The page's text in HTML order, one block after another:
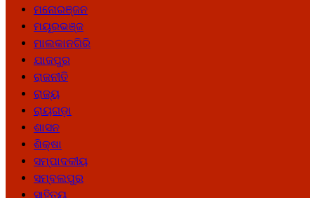
ମନୋରଞ୍ଜନ
ମୟୂରଭଞ୍ଜ
ମାଲକାନଗିରି
ଯାଜପୁର
ରାଜନୀତି
ରାଜ୍ୟ
ରାୟଗଡ଼ା
ଶାସନ
ଶିକ୍ଷା
ସମ୍ପାଦକୀୟ
ସମ୍ବଲପୁର
ସାହିତ୍ୟ